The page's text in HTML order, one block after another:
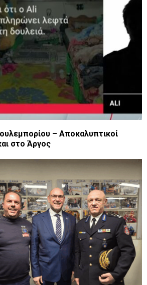
– Αποκαλυπτικοί
στο Άργος